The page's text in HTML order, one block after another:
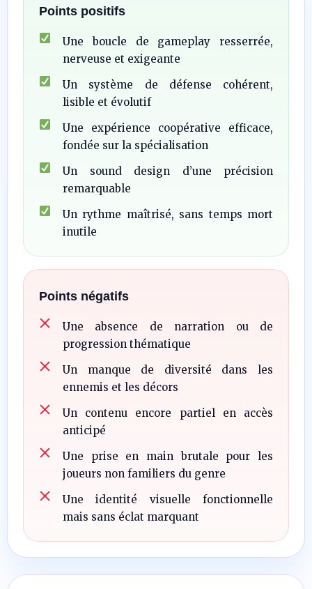
Points positifs
Une boucle de gameplay resserrée,
nerveuse et exigeante
Un système de défense cohérent,
lisible et évolutif
Une expérience coopérative efficace,
fondée sur la spécialisation
Un sound design d’une précision
remarquable
Un rythme maîtrisé, sans temps mort
inutile
Points négatifs
Une absence de narration ou de
progression thématique
Un manque de diversité dans les
ennemis et les décors
Un contenu encore partiel en accès
anticipé
Une prise en main brutale pour les
joueurs non familiers du genre
Une identité visuelle fonctionnelle
mais sans éclat marquant